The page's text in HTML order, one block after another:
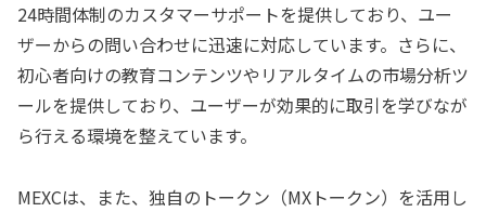
24時間体制のカスタマーサポートを提供しており、ユー
ザーからの問い合わせに迅速に対応しています。さらに、
初心者向けの教育コンテンツやリアルタイムの市場分析ツ
ールを提供しており、ユーザーが効果的に取引を学びなが
ら行える環境を整えています。
MEXCは、また、独自のトークン（MXトークン）を活用し